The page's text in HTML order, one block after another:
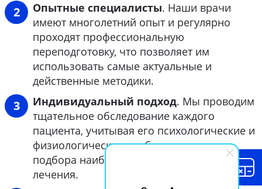
Опытные специалисты. Наши врачи
имеют многолетний опыт и регулярно
проходят профессиональную
переподготовку, что позволяет им
использовать самые актуальные и
действенные методики.
Индивидуальный подход. Мы проводим
тщательное обследование каждого
пациента, учитывая его психологические и
физиологические особенности, для
подбора наиболее эффективных методов
лечения.